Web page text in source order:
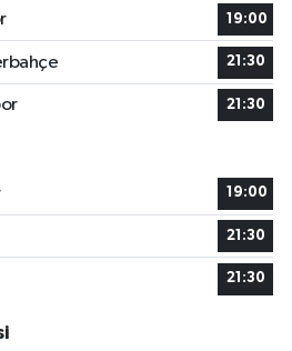
19:00
21:30
21:30
19:00
21:30
21:30